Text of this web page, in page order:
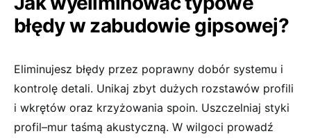
błędy w zabudowie gipsowej?
Eliminujesz błędy przez poprawny dobór systemu i
kontrolę detali. Unikaj zbyt dużych rozstawów profili
i wkrętów oraz krzyżowania spoin. Uszczelniaj styki
profil–mur taśmą akustyczną. W wilgoci prowadź